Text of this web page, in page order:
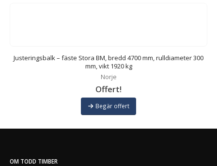
Justeringsbalk – fäste Stora BM, bredd 4700 mm, rulldiameter 300
mm, vikt 1920 kg
Norje
Offert!
Begär offert
OM TODD TIMBER